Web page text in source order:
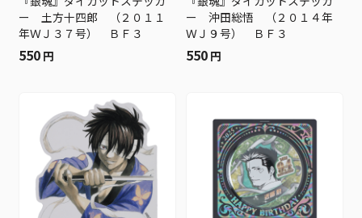
ー 土方十四郎 （２０１１
年ＷＪ３７号） ＢＦ３
550 円
ー 沖田総悟 （２０１４年
ＷＪ９号） ＢＦ３
550 円